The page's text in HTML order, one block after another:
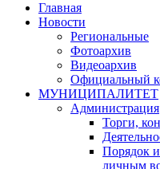
Главная
Новости
Региональные
Фотоархив
Видеоархив
Официальный
МУНИЦИПАЛИТЕТ
Администрация
Торги,
Порядок
личным